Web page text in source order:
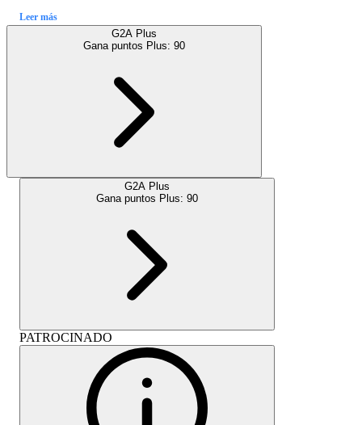
Leer más
G2A Plus
Gana puntos Plus: 90
G2A Plus
Gana puntos Plus: 90
PATROCINADO